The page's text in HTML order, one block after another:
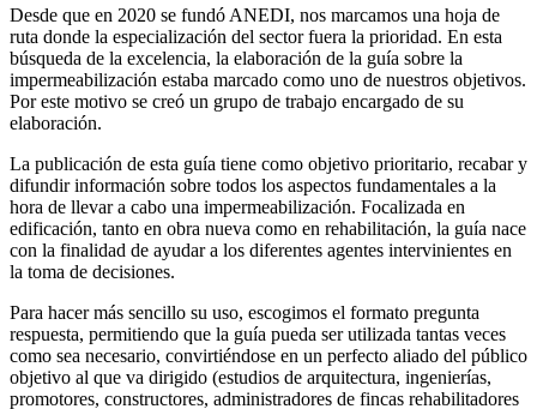
Desde que en 2020 se fundó ANEDI, nos marcamos una hoja de
ruta donde la especialización del sector fuera la prioridad. En esta
búsqueda de la excelencia, la elaboración de la guía sobre la
impermeabilización estaba marcado como uno de nuestros objetivos.
Por este motivo se creó un grupo de trabajo encargado de su
elaboración.
La publicación de esta guía tiene como objetivo prioritario, recabar y
difundir información sobre todos los aspectos fundamentales a la
hora de llevar a cabo una impermeabilización. Focalizada en
edificación, tanto en obra nueva como en rehabilitación, la guía nace
con la finalidad de ayudar a los diferentes agentes intervinientes en
la toma de decisiones.
Para hacer más sencillo su uso, escogimos el formato pregunta
respuesta, permitiendo que la guía pueda ser utilizada tantas veces
como sea necesario, convirtiéndose en un perfecto aliado del público
objetivo al que va dirigido (estudios de arquitectura, ingenierías,
promotores, constructores, administradores de fincas rehabilitadores